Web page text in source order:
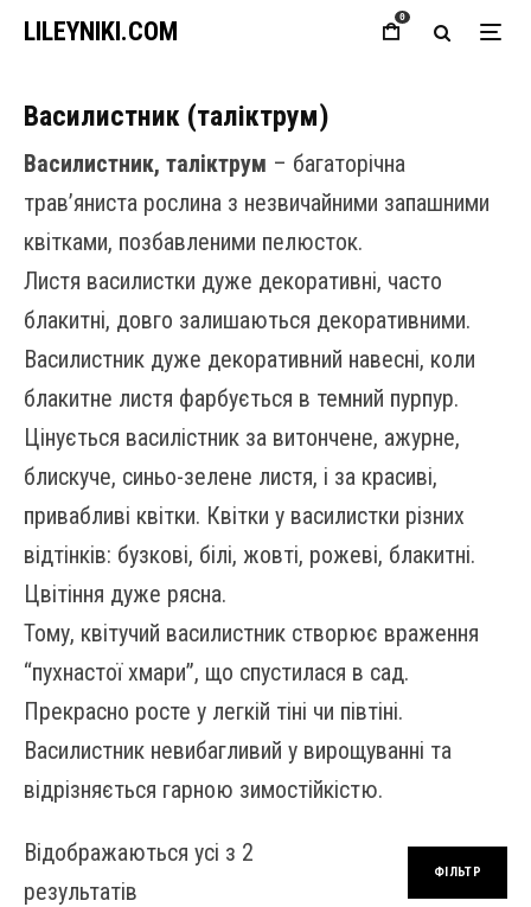
LILEYNIKI.COM 0
Василистник (таліктрум)
Василистник, таліктрум – багаторічна
трав’яниста рослина з незвичайними запашними
квітками, позбавленими пелюсток.
Листя василистки дуже декоративні, часто
блакитні, довго залишаються декоративними.
Василистник дуже декоративний навесні, коли
блакитне листя фарбується в темний пурпур.
Цінується василістник за витончене, ажурне,
блискуче, синьо-зелене листя, і за красиві,
привабливі квітки. Квітки у василистки різних
відтінків: бузкові, білі, жовті, рожеві, блакитні.
Цвітіння дуже рясна.
Тому, квітучий василистник створює враження
“пухнастої хмари”, що спустилася в сад.
Прекрасно росте у легкій тіні чи півтіні.
Василистник невибагливий у вирощуванні та
відрізняється гарною зимостійкістю.
Відображаються усі з 2
результатів
ФІЛЬТР